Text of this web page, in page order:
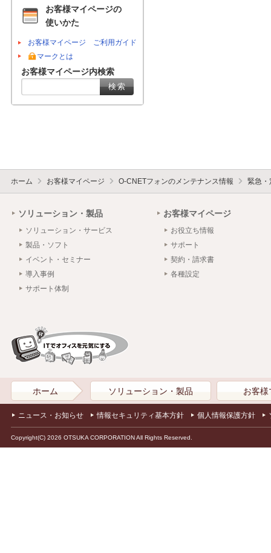
お客様マイページの
使いかた
お客様マイページ ご利用ガイド
マークとは
お客様マイページ内検索
ホーム お客様マイページ O-CNETフォンのメンテナンス情報 緊急・
ソリューション・製品
ソリューション・サービス
製品・ソフト
イベント・セミナー
導入事例
サポート体制
お客様マイページ
お役立ち情報
サポート
契約・請求書
各種設定
ホーム ソリューション・製品 お客様
ニュース・お知らせ 情報セキュリティ基本方針 個人情報保護方針
Copyright(C) 2026 OTSUKA CORPORATION All Rights Reserved.